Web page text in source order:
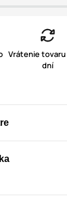
Vrátenie tovaru
dní